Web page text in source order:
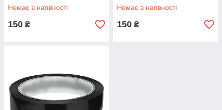
Немає в наявності
150 ₴
Немає в наявності
150 ₴